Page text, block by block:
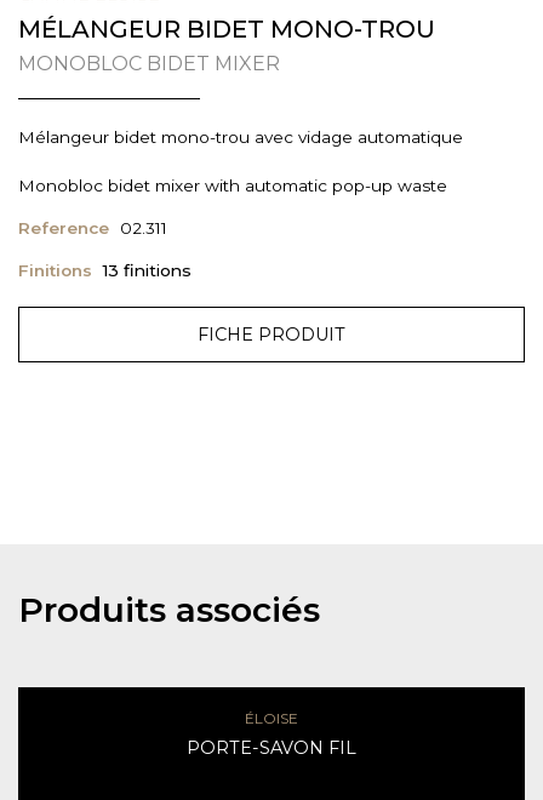
MÉLANGEUR BIDET MONO-TROU
MONOBLOC BIDET MIXER
Mélangeur bidet mono-trou avec vidage automatique
Monobloc bidet mixer with automatic pop-up waste
Reference 02.311
Finitions 13 finitions
FICHE PRODUIT
Produits associés
ÉLOISE
PORTE-SAVON FIL